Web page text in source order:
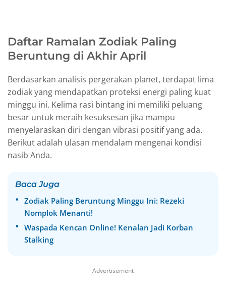
Daftar Ramalan Zodiak Paling
Beruntung di Akhir April
Berdasarkan analisis pergerakan planet, terdapat lima
zodiak yang mendapatkan proteksi energi paling kuat
minggu ini. Kelima rasi bintang ini memiliki peluang
besar untuk meraih kesuksesan jika mampu
menyelaraskan diri dengan vibrasi positif yang ada.
Berikut adalah ulasan mendalam mengenai kondisi
nasib Anda.
Baca Juga
Zodiak Paling Beruntung Minggu Ini: Rezeki
Nomplok Menanti!
Waspada Kencan Online! Kenalan Jadi Korban
Stalking
Advertisement